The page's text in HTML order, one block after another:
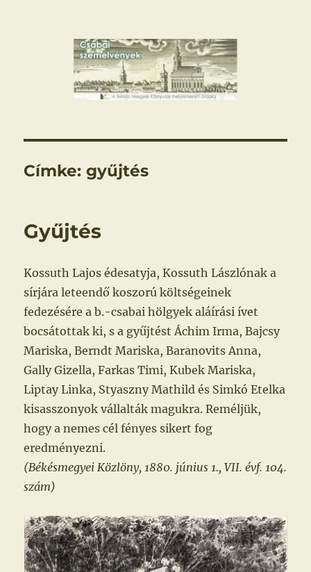
Csabai szemelvények
Címke:gyűjtés
Gyűjtés
Kossuth Lajos édesatyja, Kossuth Lászlónak a
sírjára leteendő koszorú költségeinek
fedezésére a b.-csabai hölgyek aláírási ívet
bocsátottak ki, s a gyűjtést Áchim Irma, Bajcsy
Mariska, Berndt Mariska, Baranovits Anna,
Gally Gizella, Farkas Timi, Kubek Mariska,
Liptay Linka, Styaszny Mathild és Simkó Etelka
kisasszonyok vállalták magukra. Reméljük,
hogy a nemes cél fényes sikert fog
eredményezni.
(Békésmegyei Közlöny, 1880. június 1., VII. évf. 104.
szám)